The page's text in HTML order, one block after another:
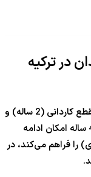
در ترکیه
تحصیل در رشته پروتز دندان در ترکیه در دو مقطع کاردانی (2 ساله) و
کارشناسی (4 ساله) ارائه می‌شود. انتخاب دوره 4 ساله امکان ادامه
را فراهم می‌کند، در